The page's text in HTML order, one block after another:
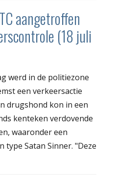
aangetroffen
(18 juli
werd in de politiezone
een verkeersactie
drugshond kon in een
kenteken verdovende
waaronder een
type Satan Sinner. "Deze